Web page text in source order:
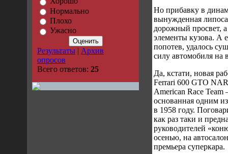
Нормально
Плохо
Ужасно
Результаты | Архив
опросов
Всего ответов: 25
Но прибавку в
вынужденная
дорожный просвет,
элементы кузова. А
попотев, удалось
силу автомобиля на
Да, кстати, новая
Ferrari 600 GTO
American Race
основанная одним
в 1958 году.
как раз таки и
руководителей
осенью, на
премьера суперкара.